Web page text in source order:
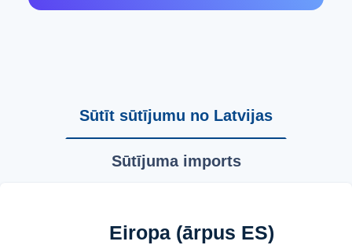
Sūtīt sūtījumu no Latvijas
Sūtījuma imports
Eiropa (ārpus ES)